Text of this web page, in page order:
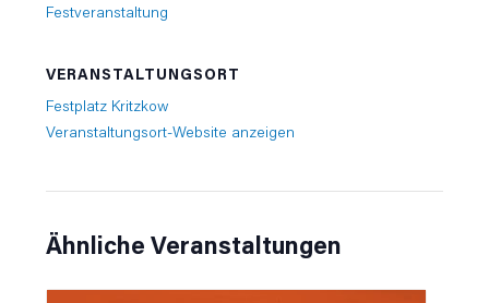
Festveranstaltung
VERANSTALTUNGSORT
Festplatz Kritzkow
Veranstaltungsort-Website anzeigen
Ähnliche Veranstaltungen